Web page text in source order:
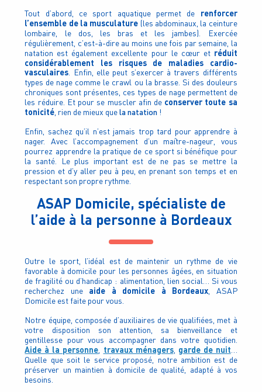
Tout d’abord, ce sport aquatique permet de renforcer
l’ensemble de la musculature (les abdominaux, la ceinture
lombaire, le dos, les bras et les jambes). Exercée
régulièrement, c’est-à-dire au moins une fois par semaine, la
natation est également excellente pour le cœur et réduit
considérablement les risques de maladies cardio-
vasculaires . Enfin, elle peut s’exercer à travers différents
types de nage comme le crawl ou la brasse. Si des douleurs
chroniques sont présentes, ces types de nage permettent de
les réduire. Et pour se muscler afin de conserver toute sa
tonicité , rien de mieux quela natation !
Enfin, sachez qu’il n’est jamais trop tard pour apprendre à
nager. Avec l’accompagnement d’un maître-nageur, vous
pourrez apprendre la pratique de ce sport si bénéfique pour
la santé. Le plus important est de ne pas se mettre la
pression et d’y aller peu à peu, en prenant son temps et en
respectant son propre rythme.
ASAP Domicile, spécialiste de
l’aide à la personne à Bordeaux
Outre le sport, l’idéal est de maintenir un rythme de vie
favorable à domicile pour les personnes âgées, en situation
de fragilité ou d’handicap : alimentation, lien social… Si vous
recherchez une aide à domicile à Bordeaux , ASAP
Domicile est faite pour vous.
Notre équipe, composée d’auxiliaires de vie qualifiées, met à
votre disposition son attention, sa bienveillance et
gentillesse pour vous accompagner dans votre quotidien.
Aide à la personne travaux ménagers, garde de nuit
Quelle que soit le service proposé, notre ambition est de
préserver un maintien à domicile de qualité, adapté à vos
besoins.